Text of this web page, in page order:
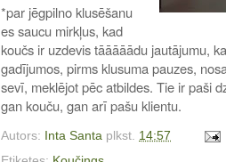
*par jēgpilno klusēšanu
es saucu mirkļus, kad
koučs ir uzdevis tāāāāādu jautājumu,
gadījumos, pirms klusuma pauzes,
sevī, meklējot pēc atbildes. Tie ir paši
gan kouču, gan arī pašu klientu.
Autors: Inta Santa plkst. 14:57